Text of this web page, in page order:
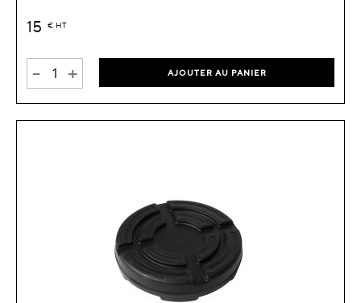
15 € HT
- + AJOUTER AU PANIER